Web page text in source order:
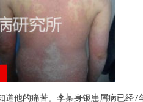
他的痛苦。李某身银患屑病已经7